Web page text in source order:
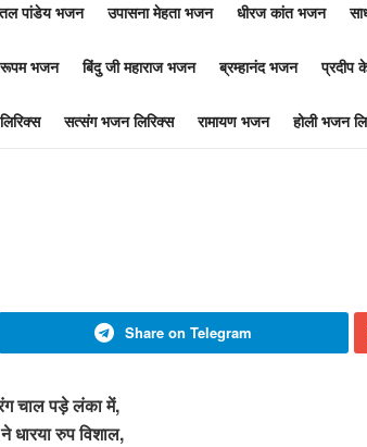
पांडेय भजन उपासना मेहता भजन धीरज कांत भजन
भजन बिंदु जी महाराज भजन ब्रम्हानंद भजन प्रदीप
सत्संग भजन लिरिक्स रामायण भजन होली भजन
Share on Telegram
चाल पड़े लंका में,
धारया रुप विशाल,